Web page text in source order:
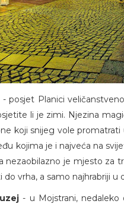
- posjet Planici
li je zimi. Njezina
koji snijeg vole
kojima je i najveća na
nezaobilazno je mjesto za
vrha, a samo najhrabriji
- u Mojstrani, nedaleko